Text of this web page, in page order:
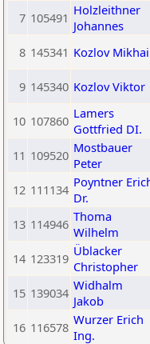
7 105491 Holzleithner
Johannes
8 145341 Kozlov
9 145340 Kozlov Viktor
10 107860 Lamers
Gottfried DI.
11 109520 Mostbauer
Peter
12 111134 Poyntner
Dr.
13 114946 Thoma
Wilhelm
14 123319 Üblacker
Christopher
15 139034 Widhalm
Jakob
16 116578 Wurzer Erich
Ing.